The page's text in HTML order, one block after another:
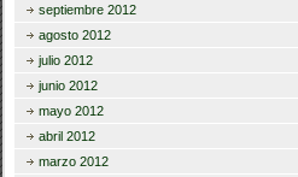
septiembre 2012
agosto 2012
julio 2012
junio 2012
mayo 2012
abril 2012
marzo 2012